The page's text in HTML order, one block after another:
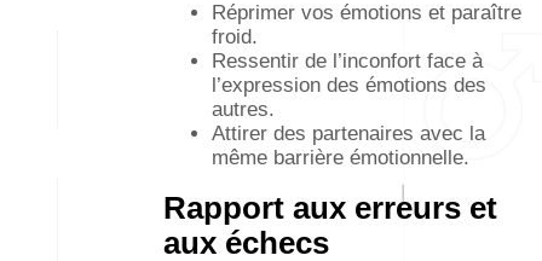
Réprimer vos émotions et paraître
froid.
Ressentir de l’inconfort face à
l’expression des émotions des
autres.
Attirer des partenaires avec la
même barrière émotionnelle.
Rapport aux erreurs et
aux échecs